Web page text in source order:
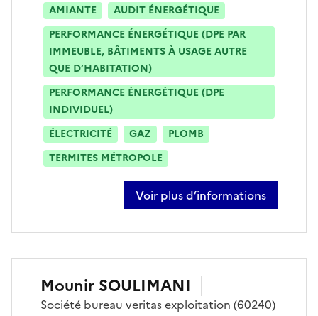
AMIANTE
AUDIT ÉNERGÉTIQUE
PERFORMANCE ÉNERGÉTIQUE (DPE PAR
IMMEUBLE, BÂTIMENTS À USAGE AUTRE
QUE D’HABITATION)
PERFORMANCE ÉNERGÉTIQUE (DPE
INDIVIDUEL)
ÉLECTRICITÉ
GAZ
PLOMB
TERMITES MÉTROPOLE
Voir plus d’informations
sur pascal sarremejean
Mounir SOULIMANI
Société bureau veritas exploitation (60240)